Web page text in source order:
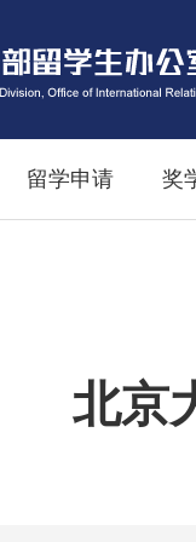
留学申请 奖
北京